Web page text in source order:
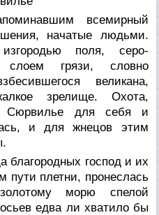
всемирный
начатые людьми.
поля, серо-
слоем грязи, словно
великана,
зрелище. Охота,
Сюрвилье для себя и
и для жнецов этим
благородных господ и их
пути плетни, пронеслась
морю спелой
едва ли хватило бы